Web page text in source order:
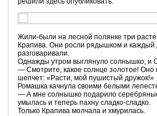
Жили-были на лесной полянке три
Крапива. Они росли рядышком и каждый
разговаривали.
Однажды утром выглянуло солнышко, и
— Смотрите, какое солнце золотое! Оно
шепчет: «Расти, мой пушистый дружок!»
Ромашка качнула своими белыми
— А мне солнышко подарило
умылась и теперь пахну сладко-сладко.
Только Крапива молчала и хмурилась.